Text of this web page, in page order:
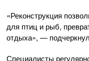
«Реконструкция
для птиц и рыб,
отдыха», —
Специалисты